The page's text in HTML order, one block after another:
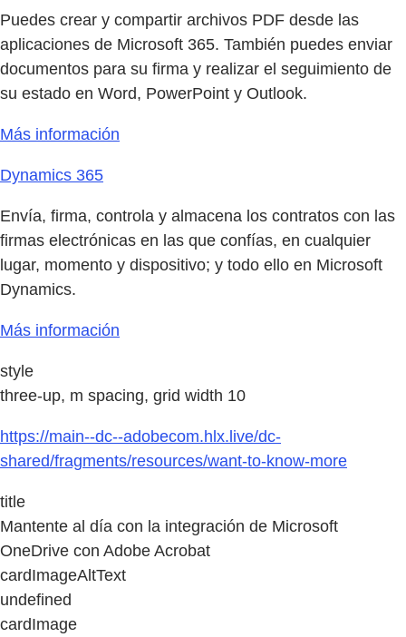
Puedes crear y compartir archivos PDF desde las
aplicaciones de Microsoft 365. También puedes enviar
documentos para su firma y realizar el seguimiento de
su estado en Word, PowerPoint y Outlook.
Más información
Dynamics 365
Envía, firma, controla y almacena los contratos con las
firmas electrónicas en las que confías, en cualquier
lugar, momento y dispositivo; y todo ello en Microsoft
Dynamics.
Más información
style
three-up, m spacing, grid width 10
https://main--dc--adobecom.hlx.live/dc-
shared/fragments/resources/want-to-know-more
title
Mantente al día con la integración de Microsoft
OneDrive con Adobe Acrobat
cardImageAltText
undefined
cardImage